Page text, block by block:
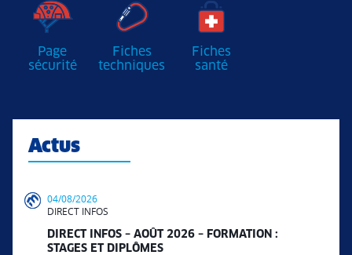
Page
sécurité
Fiches
techniques
Fiches
santé
Actus
04/08/2026
DIRECT INFOS
DIRECT INFOS – AOÛT 2026 – FORMATION :
STAGES ET DIPLÔMES